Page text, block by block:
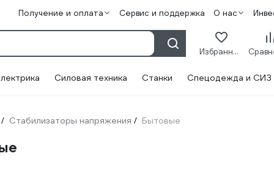
Получение и оплата Сервис и поддержка О нас
Избранное
Силовая техника Станки Спецодежда и СИЗ
/ Стабилизаторы напряжения / Бытовые